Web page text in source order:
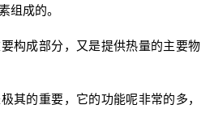
组成的。
构成部分，又是提供热量的主要物
其的重要，它的功能呢非常的多，